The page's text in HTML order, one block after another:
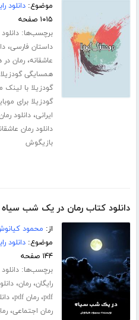
موضوع:دانلود
۱۰۱۵ صفحه
برچسب‌ها:
داستان فارسی،
عاشقانه،رمان در
همسایگی
گودزیلا با
گودزیلا برای
ایرانی،دانلود
دانلود رمان
بازیگوش
دانلود کتاب رمان در یک شب سیاه
از: محمود
موضوع:دانلود
۱۴۴ صفحه
برچسب‌ها:
رایگان،رمان،
pdf،رمان pdf ،
رمان اجتماعی،